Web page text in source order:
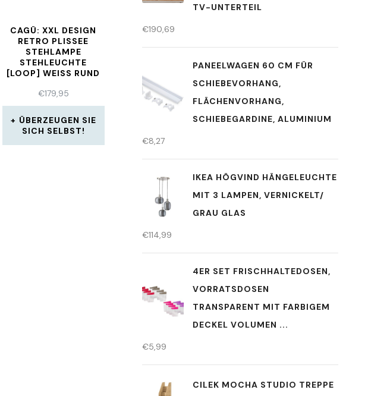
CAGÜ: XXL DESIGN
RETRO PLISSEE
STEHLAMPE
STEHLEUCHTE
[LOOP] WEISS RUND 2
€179,95
ÜBERZEUGEN SIE
SICH SELBST!
V-UNTERTEIL
€190,69
PANEELWAGEN 60 CM FÜR
SCHIEBEVORHANG,
FLÄCHENVORHANG,
SCHIEBEGARDINE, ALUMINIUM
€8,27
IKEA HÖGVIND HÄNGELEUCHTE
MIT 3 LAMPEN, VERNICKELT/
GRAU GLAS
€114,99
4ER SET FRISCHHALTEDOSEN,
VORRATSDOSEN
TRANSPARENT MIT FARBIGEM
DECKEL VOLUMEN ...
€5,99
CILEK MOCHA STUDIO TREPPE